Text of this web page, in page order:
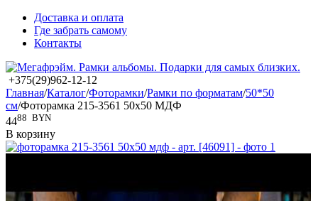
Доставка и оплата
Где забрать самому
Контакты
+375(29)962-12-12
Главная/Каталог/Фоторамки/Рамки по форматам/50*50
см/Фоторамка 215-3561 50x50 МДФ
4488 BYN
В корзину